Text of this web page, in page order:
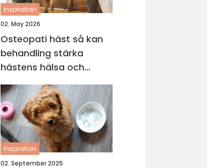
inspiration
02. May 2026
Osteopati häst så kan
behandling stärka
hästens hälsa och
prestation
inspiration
02. September 2025